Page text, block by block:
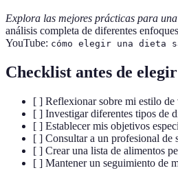
Explora las mejores prácticas para
análisis completa de diferentes
YouTube: cómo elegir una dieta
Checklist antes de
[ ] Reflexionar sobre mi estilo de
[ ] Investigar diferentes tipos de
[ ] Establecer mis objetivos
[ ] Consultar a un profesional de
[ ] Crear una lista de alimentos
[ ] Mantener un seguimiento de